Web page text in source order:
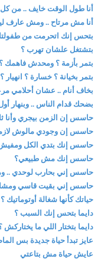
أنا طول الوقت خايف .. من
أنا مش مرتاح .. ومش عارف
بتحس إنك اتحرمت من
بتشتغل علشان تهرب ؟
بتمر بأزمة ؟ ومحدش فاهمك ؟
بتمر بخيانة ؟ خسارة ؟ انهيار ؟
بخاف أنام .. عشان أحلامي
بضحك قدام الناس .. وبنهار
حاسس إن الزمن بيجري وأنا
حاسس إن وجودي مالوش
حاسس إنك بتدي الكل
حاسس إنك مش طبيعي؟
حاسس إني بحارب لوحدي ..
حاسس إني بقيت قاسي
حياتك كأنها شغالة أوتوماتيك ؟
دايما بتحس إنك السبب ؟
دايما بتختار اللي ما يختاركش
عايز تبدأ حياة جديدة بس
عايش حياة مش بتاعتي